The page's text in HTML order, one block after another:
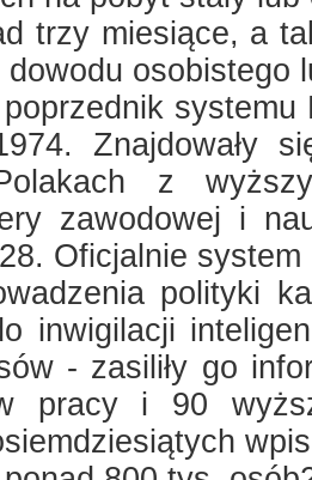
trzy miesiące, a
osobistego
Znajdowały
z
zawodowej i
Oficjalnie system
polityki
inwigilacji
- zasiliły go
pracy i 90